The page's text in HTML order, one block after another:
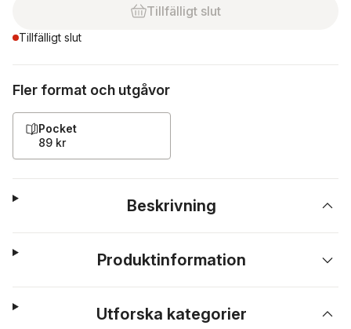
Tillfälligt slut
Tillfälligt slut
Fler format och utgåvor
Pocket
89 kr
Beskrivning
Produktinformation
Utforska kategorier